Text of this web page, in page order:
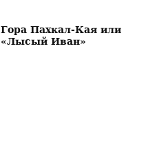
Гора Пахкал-Кая или
«Лысый Иван»